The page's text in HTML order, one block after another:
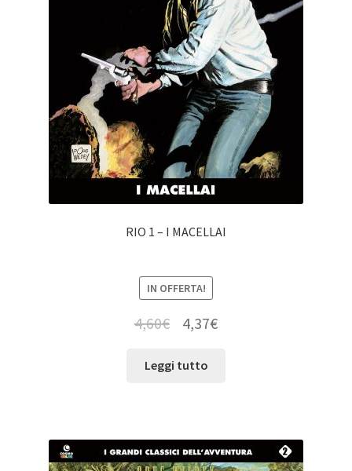
RIO 1 – I MACELLAI
IN OFFERTA!
4,60€ 4,37€
Leggi tutto